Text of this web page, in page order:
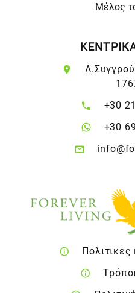
Μέλος
+30
+30
Πολιτικές